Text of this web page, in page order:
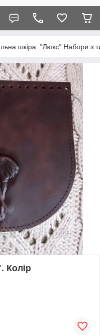
шкіра. "Люкс".Набори з
Колір